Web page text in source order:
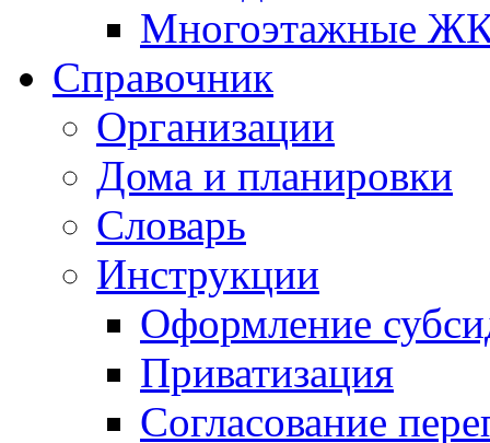
Многоэтажные
Справочник
Организации
Дома и планировки
Словарь
Инструкции
Оформление
Приватизация
Согласование